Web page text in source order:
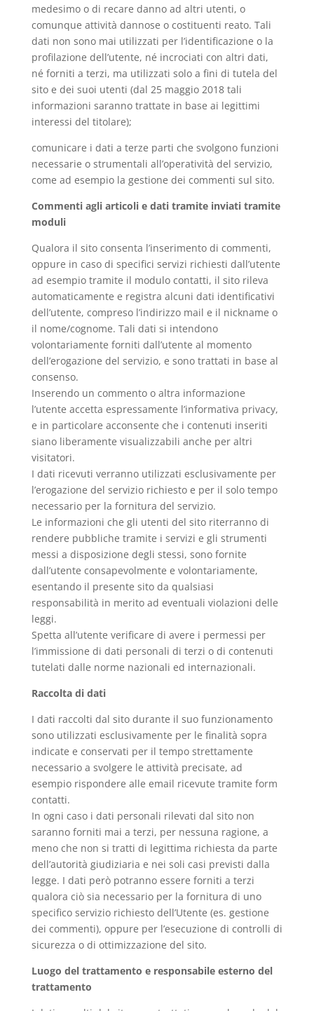
medesimo o di recare danno ad altri utenti, o
comunque attività dannose o costituenti reato. Tali
dati non sono mai utilizzati per l’identificazione o la
profilazione dell’utente, né incrociati con altri dati,
né forniti a terzi, ma utilizzati solo a fini di tutela del
sito e dei suoi utenti (dal 25 maggio 2018 tali
informazioni saranno trattate in base ai legittimi
interessi del titolare);
comunicare i dati a terze parti che svolgono funzioni
necessarie o strumentali all’operatività del servizio,
come ad esempio la gestione dei commenti sul sito.
Commenti agli articoli e dati tramite inviati tramite
moduli
Qualora il sito consenta l’inserimento di commenti,
oppure in caso di specifici servizi richiesti dall’utente
ad esempio tramite il modulo contatti, il sito rileva
automaticamente e registra alcuni dati identificativi
dell’utente, compreso l’indirizzo mail e il nickname o
il nome/cognome. Tali dati si intendono
volontariamente forniti dall’utente al momento
dell’erogazione del servizio, e sono trattati in base al
consenso.
Inserendo un commento o altra informazione
l’utente accetta espressamente l’informativa privacy,
e in particolare acconsente che i contenuti inseriti
siano liberamente visualizzabili anche per altri
visitatori.
I dati ricevuti verranno utilizzati esclusivamente per
l’erogazione del servizio richiesto e per il solo tempo
necessario per la fornitura del servizio.
Le informazioni che gli utenti del sito riterranno di
rendere pubbliche tramite i servizi e gli strumenti
messi a disposizione degli stessi, sono fornite
dall’utente consapevolmente e volontariamente,
esentando il presente sito da qualsiasi
responsabilità in merito ad eventuali violazioni delle
leggi.
Spetta all’utente verificare di avere i permessi per
l’immissione di dati personali di terzi o di contenuti
tutelati dalle norme nazionali ed internazionali.
Raccolta di dati
I dati raccolti dal sito durante il suo funzionamento
sono utilizzati esclusivamente per le finalità sopra
indicate e conservati per il tempo strettamente
necessario a svolgere le attività precisate, ad
esempio rispondere alle email ricevute tramite form
contatti.
In ogni caso i dati personali rilevati dal sito non
saranno forniti mai a terzi, per nessuna ragione, a
meno che non si tratti di legittima richiesta da parte
dell’autorità giudiziaria e nei soli casi previsti dalla
legge. I dati però potranno essere forniti a terzi
qualora ciò sia necessario per la fornitura di uno
specifico servizio richiesto dell’Utente (es. gestione
dei commenti), oppure per l’esecuzione di controlli di
sicurezza o di ottimizzazione del sito.
Luogo del trattamento e responsabile esterno del
trattamento